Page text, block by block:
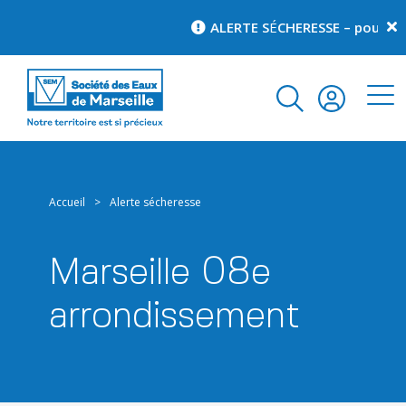
ALERTE SÉ CHERESSE – pour
Accueil > Alerte sécheresse
Marseille 08e
arrondissement